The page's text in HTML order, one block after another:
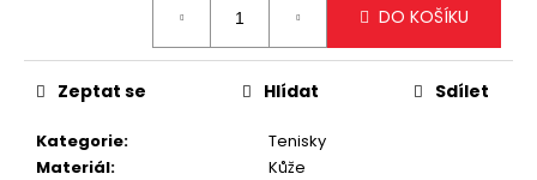
DO KOŠÍKU
Kategorie:
Tenisky
Materiál:
Kůže
Zeptat se Hlídat Sdílet
KRÉMOVÁ
NA
RAMENO